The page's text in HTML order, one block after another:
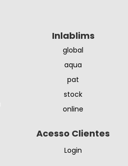
Inlablims
global
aqua
pat
stock
online
Acesso Clientes
Login